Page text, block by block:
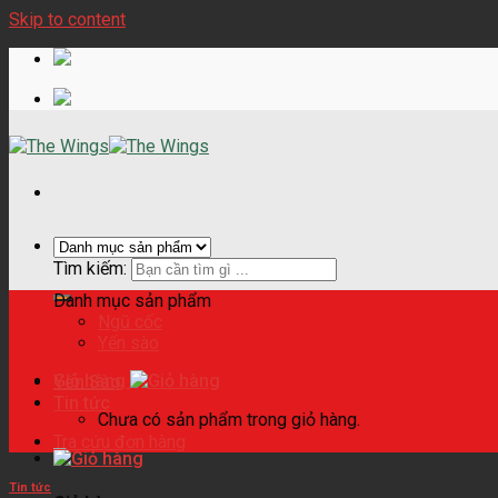
Skip to content
Tìm kiếm:
Giỏ hàng
Chưa có sản phẩm trong giỏ hàng.
Danh mục sản phẩm
Ngũ cốc
Yến sào
Yến Sào
Tin tức
Tra cứu đơn hàng
Tin tức